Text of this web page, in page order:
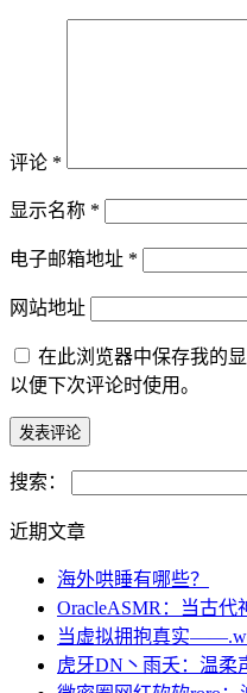
评论 *
显示名称 *
电子邮箱地址 *
网站地址
在此浏览器中保存我的
以便下次评论时使用。
搜索：
近期文章
海外哄睡有哪些？
OracleASMR：当古
当虚拟拥抱真实
虎牙DN丶雨夭：温柔